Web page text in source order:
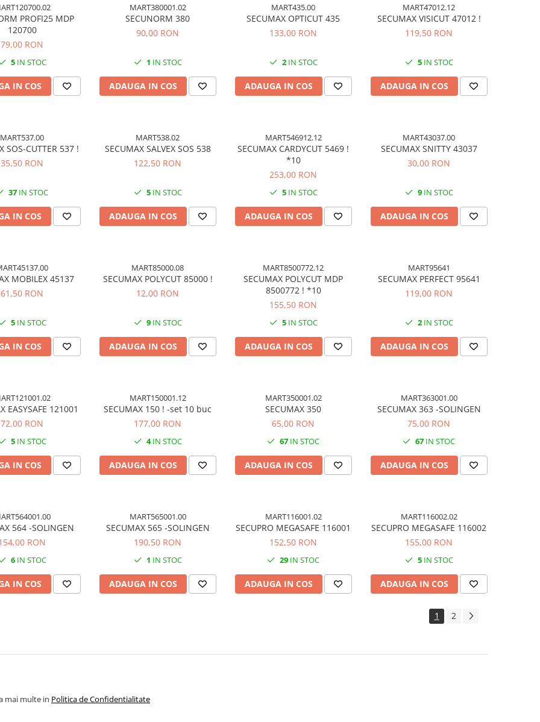
PROFI25 MDP
120700
79,00 RON
5IN STOC
IN COS
MART380001.02
SECUNORM 380
90,00 RON
1 IN STOC
ADAUGA IN COS
MART435.00
SECUMAX OPTICUT 435
133,00 RON
2IN STOC
ADAUGA IN COS
MART47012.12
SECUMAX VISICUT 47012 !
119,50 RON
5IN STOC
ADAUGA IN COS
MART537.00
SOS-CUTTER 537 !
35,50 RON
37 IN STOC
IN COS
MART538.02
SECUMAX SALVEX SOS 538
122,50 RON
5IN STOC
ADAUGA IN COS
MART546912.12
SECUMAX CARDYCUT 5469 !
*10
253,00 RON
5IN STOC
ADAUGA IN COS
MART43037.00
SECUMAX SNITTY 43037
30,00 RON
9IN STOC
ADAUGA IN COS
MOBILEX 45137
61,50 RON
5IN STOC
IN COS
MART85000.08
SECUMAX POLYCUT 85000 !
12,00 RON
9IN STOC
ADAUGA IN COS
MART8500772.12
SECUMAX POLYCUT MDP
8500772 ! *10
155,50 RON
5IN STOC
ADAUGA IN COS
MART95641
SECUMAX PERFECT 95641
119,00 RON
2IN STOC
ADAUGA IN COS
EASYSAFE 121001
72,00 RON
5IN STOC
IN COS
MART150001.12
SECUMAX 150 ! -set 10 buc
177,00 RON
4IN STOC
ADAUGA IN COS
MART350001.02
SECUMAX 350
65,00 RON
67 IN STOC
ADAUGA IN COS
MART363001.00
SECUMAX 363 -SOLINGEN
75,00 RON
67 IN STOC
ADAUGA IN COS
564 -SOLINGEN
RON
6IN STOC
IN COS
MART565001.00
SECUMAX 565 -SOLINGEN
190,50 RON
1 IN STOC
ADAUGA IN COS
MART116001.02
SECUPRO MEGASAFE 116001
152,50 RON
29 IN STOC
ADAUGA IN COS
MART116002.02
SECUPRO MEGASAFE 116002
155,00 RON
5IN STOC
ADAUGA IN COS
1 2
mai multe in Politica de Confidentialitate